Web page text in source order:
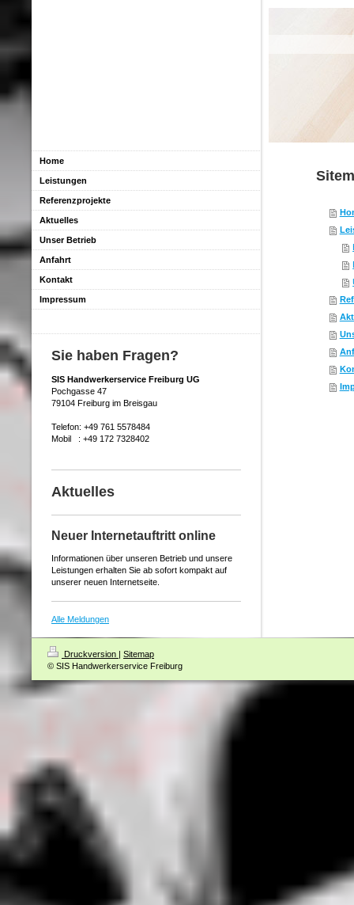
Home
Leistungen
Referenzprojekte
Aktuelles
Unser Betrieb
Anfahrt
Kontakt
Impressum
Sie haben Fragen?
SIS Handwerkerservice Freiburg UG
Pochgasse 47
79104 Freiburg im Breisgau
Telefon: +49 761 5578484
Mobil : +49 172 7328402
Aktuelles
Neuer Internetauftritt online
Informationen über unseren Betrieb und unsere
Leistungen erhalten Sie ab sofort kompakt auf
unserer neuen Internetseite.
Alle Meldungen
Druckversion | Sitemap
© SIS Handwerkerservice Freiburg